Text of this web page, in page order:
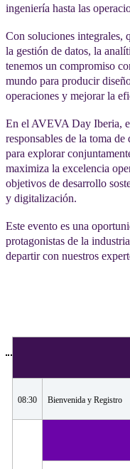
ingeniería hasta las
Con soluciones integrales,
la gestión de datos, la
tenemos un compromiso
mundo para producir
operaciones y mejorar la
En el AVEVA Day Iberia,
responsables de la toma
para explorar
maximiza la excelencia
objetivos de desarrollo
y digitalización.
Este evento es una
protagonistas de la
departir con nuestros
08:30 Bienvenida​ y Registro